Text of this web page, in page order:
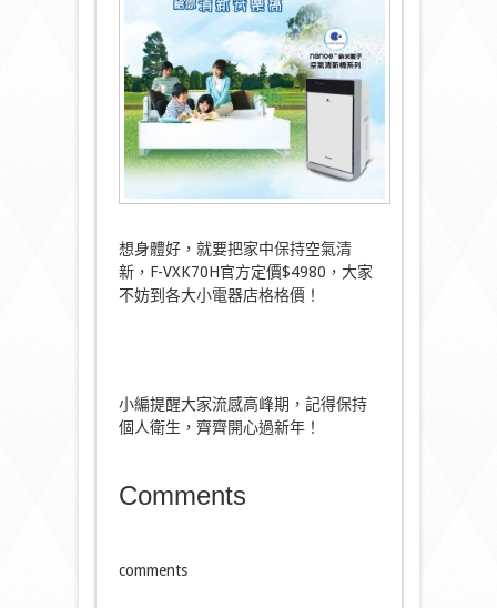
想身體好，就要把家中保持空氣清
新，F-VXK70H官方定價$4980，大家
不妨到各大小電器店格格價！
小編提醒大家流感高峰期，記得保持
個人衛生，齊齊開心過新年！
Comments
comments